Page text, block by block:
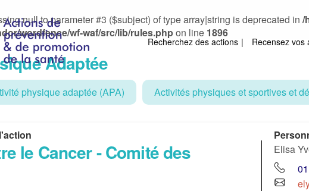
null to parameter #3 ($subject) of type array|string is deprecated in /
wordfence/wf-waf/src/lib/rules.phpon line 1896
Recherchez des actions Recensez vos
Adaptée
physique adaptée (APA) Activités physiques et sportives et
le Cancer - Comité des
Elisa